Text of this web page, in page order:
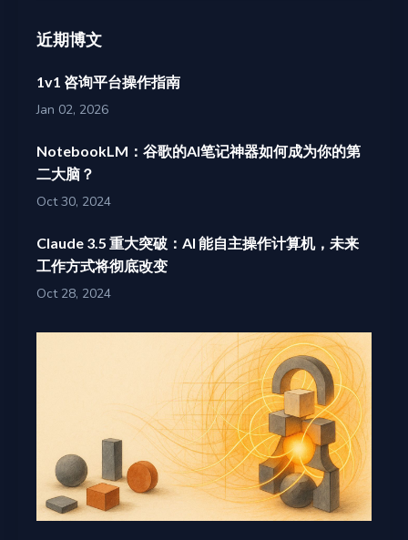
近期博文
1v1 咨询平台操作指南
Jan 02, 2026
NotebookLM：谷歌的AI笔记神器如何成为你的第
二大脑？
Oct 30, 2024
Claude 3.5 重大突破：AI 能自主操作计算机，未来
工作方式将彻底改变
Oct 28, 2024